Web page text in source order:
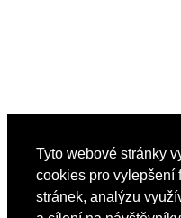
Tyto webové stránky
cookies pro vylepšení
stránek, analýzu